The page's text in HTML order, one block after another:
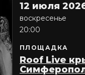
12 июля
воскресенье
20:00
ПЛОЩАДКА
Roof Live